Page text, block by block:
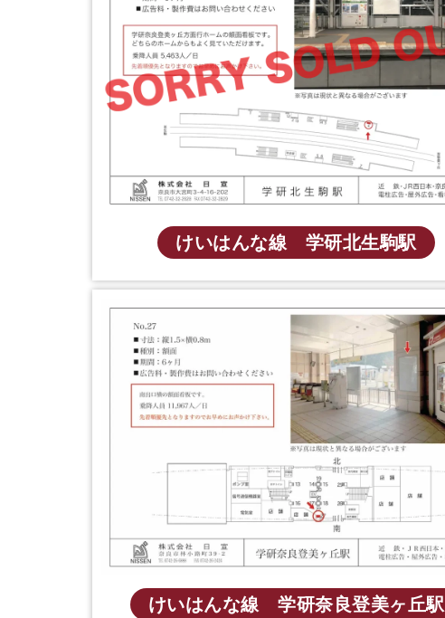
けいはんな線 学研北生駒駅
けいはんな線 学研奈良登美ヶ丘駅